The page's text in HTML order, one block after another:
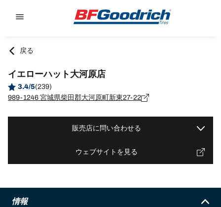
戻る
イエローハット大河原店
3.4/5(239)
989-1246 宮城県柴田郡大河原町新東27-22
販売店に問い合わせる
ウェブサイトを見る
情報